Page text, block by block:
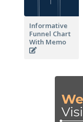
Informative
Funnel Chart
With Memo